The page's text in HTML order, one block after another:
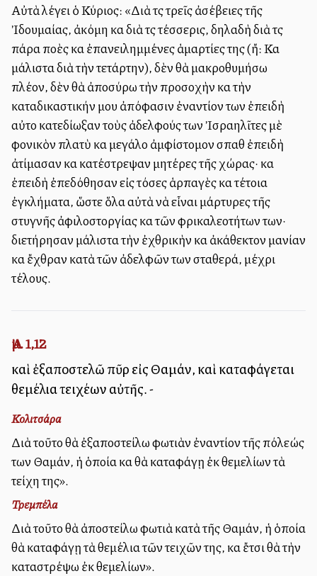
Αὐτὰ λέγει ὁ Κύριος: «Διὰ τὶς τρεῖς ἀσέβειες τῆς
Ἰδουμαίας, ἀκόμη καὶ διὰ τὶς τέσσερις, δηλαδὴ διὰ τὶς
πάρα πολλὲς καὶ ἐπανειλημμένες ἁμαρτίες της (ἤ: Καὶ
μάλιστα διὰ τὴν τετάρτην), δὲν θὰ μακροθυμήσω
πλέον, δὲν θὰ ἀποσύρω τὴν προσοχὴν καὶ τὴν
καταδικαστικήν μου ἀπόφασιν ἐναντίον των ἐπειδὴ
αὐτοὶ κατεδίωξαν τοὺς ἀδελφούς των Ἰσραηλῖτες μὲ
φονικὸν πλατὺ καὶ μεγάλο ἀμφίστομον σπαθὶ ἐπειδὴ
ἀτίμασαν καὶ κατέστρεψαν μητέρες τῆς χώρας· καὶ
ἐπειδὴ ἐπεδόθησαν εἰς τόσες ἁρπαγὲς καὶ τέτοια
ἐγκλήματα, ὥστε ὅλα αὐτὰ νὰ εἶναι μάρτυρες τῆς
στυγνῆς ἀφιλοστοργίας καὶ τῶν φρικαλεοτήτων των·
διετήρησαν μάλιστα τὴν ἐχθρικὴν καὶ ἀκάθεκτον μανίαν
καὶ ἔχθραν κατὰ τῶν ἀδελφῶν των σταθερά, μέχρι
τέλους.
Ἀμ. 1,12
καὶ ἐξαποστελῶ πῦρ εἰς Θαμάν, καὶ καταφάγεται
θεμέλια τειχέων αὐτῆς. -
Κολιτσάρα
Διὰ τοῦτο θὰ ἐξαποστείλω φωτιὰν ἐναντίον τῆς πόλεώς
των Θαμάν, ἡ ὁποία καὶ θὰ καταφάγῃ ἐκ θεμελίων τὰ
τείχη της».
Τρεμπέλα
Διὰ τοῦτο θὰ ἀποστείλω φωτιὰ κατὰ τῆς Θαμάν, ἡ ὁποία
θὰ καταφάγῃ τὰ θεμέλια τῶν τειχῶν της, καὶ ἔτσι θὰ τὴν
καταστρέψω ἐκ θεμελίων».